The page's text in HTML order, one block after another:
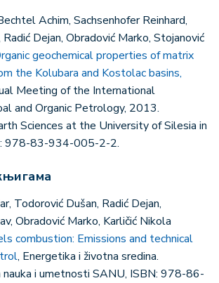
Achim, Sachsenhofer Reinhard,
Dejan, Obradović Marko, Stojanović
geochemical properties of matrix
the Kolubara and Kostolac basins,
Meeting of the International
and Organic Petrology, 2013.
Sciences at the University of Silesia in
978-83-934-005-2-2.
Todorović Dušan, Radić Dejan,
Obradović Marko, Karličić Nikola
combustion: Emissions and technical
, Energetika i životna sredina.
nauka i umetnosti SANU, ISBN: 978-86-